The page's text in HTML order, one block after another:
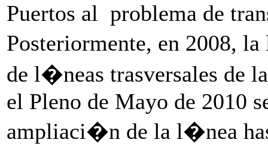
Puertos al problema de
Posteriormente, en 2008,
de l�neas trasversales de
el Pleno de Mayo de 2010
ampliaci�n de la l�nea